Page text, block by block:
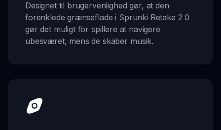
Designet til brugervenlighed gør, at den
forenklede grænseflade i Sprunki Retake 2 0
gør det muligt for spillere at navigere
ubesværet, mens de skaber musik.